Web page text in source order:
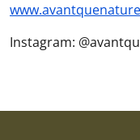
Instagram: